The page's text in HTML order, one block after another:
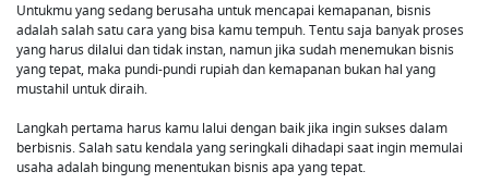
Untukmu yang sedang berusaha untuk mencapai kemapanan, bisnis
adalah salah satu cara yang bisa kamu tempuh. Tentu saja banyak proses
yang harus dilalui dan tidak instan, namun jika sudah menemukan bisnis
yang tepat, maka pundi-pundi rupiah dan kemapanan bukan hal yang
mustahil untuk diraih.
Langkah pertama harus kamu lalui dengan baik jika ingin sukses dalam
berbisnis. Salah satu kendala yang seringkali dihadapi saat ingin memulai
usaha adalah bingung menentukan bisnis apa yang tepat.